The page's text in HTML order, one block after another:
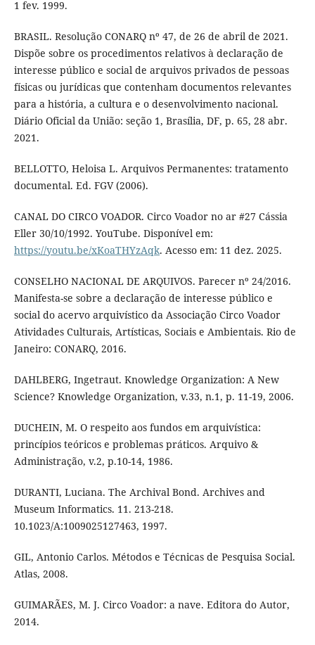
1 fev. 1999.
BRASIL. Resolução CONARQ nº 47, de 26 de abril de 2021.
Dispõe sobre os procedimentos relativos à declaração de
interesse público e social de arquivos privados de pessoas
físicas ou jurídicas que contenham documentos relevantes
para a história, a cultura e o desenvolvimento nacional.
Diário Oficial da União: seção 1, Brasília, DF, p. 65, 28 abr.
2021.
BELLOTTO, Heloisa L. Arquivos Permanentes: tratamento
documental. Ed. FGV (2006).
CANAL DO CIRCO VOADOR. Circo Voador no ar #27 Cássia
Eller 30/10/1992. YouTube. Disponível em:
https://youtu.be/xKoaTHYzAqk. Acesso em: 11 dez. 2025.
CONSELHO NACIONAL DE ARQUIVOS. Parecer nº 24/2016.
Manifesta-se sobre a declaração de interesse público e
social do acervo arquivístico da Associação Circo Voador
Atividades Culturais, Artísticas, Sociais e Ambientais. Rio de
Janeiro: CONARQ, 2016.
DAHLBERG, Ingetraut. Knowledge Organization: A New
Science? Knowledge Organization, v.33, n.1, p. 11-19, 2006.
DUCHEIN, M. O respeito aos fundos em arquivística:
princípios teóricos e problemas práticos. Arquivo &
Administração, v.2, p.10-14, 1986.
DURANTI, Luciana. The Archival Bond. Archives and
Museum Informatics. 11. 213-218.
10.1023/A:1009025127463, 1997.
GIL, Antonio Carlos. Métodos e Técnicas de Pesquisa Social.
Atlas, 2008.
GUIMARÃES, M. J. Circo Voador: a nave. Editora do Autor,
2014.